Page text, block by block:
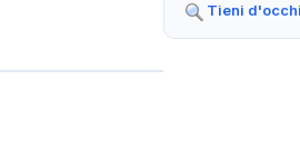
Tieni